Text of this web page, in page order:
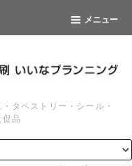
メニュー
タペストリー・シール・
品